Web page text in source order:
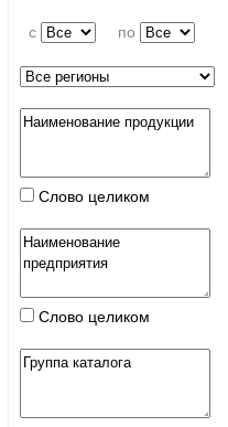
c по
Слово целиком
Слово целиком